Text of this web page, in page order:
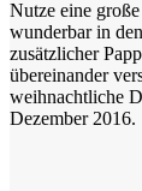
Nutze eine
wunderbar in
zusätzlicher
übereinander
weihnachtliche
Dezember 2016.